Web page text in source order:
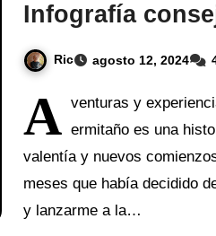
Infografía
Ric agosto 12, 2024
A venturas y
ermitaño es una
valentía y nuevos
meses que había decidido
y lanzarme a la…